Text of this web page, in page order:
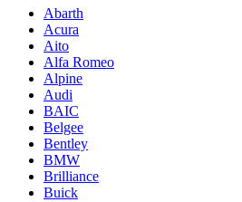
Abarth
Acura
Aito
Alfa Romeo
Alpine
Audi
BAIC
Belgee
Bentley
BMW
Brilliance
Buick